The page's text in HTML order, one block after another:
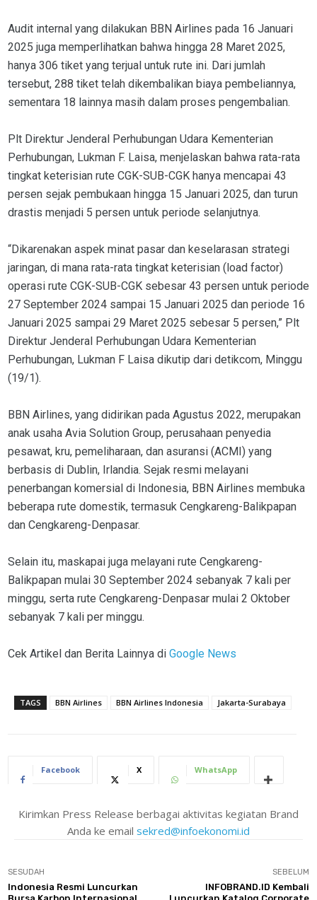
Audit internal yang dilakukan BBN Airlines pada 16 Januari
2025 juga memperlihatkan bahwa hingga 28 Maret 2025,
hanya 306 tiket yang terjual untuk rute ini. Dari jumlah
tersebut, 288 tiket telah dikembalikan biaya pembeliannya,
sementara 18 lainnya masih dalam proses pengembalian.
Plt Direktur Jenderal Perhubungan Udara Kementerian
Perhubungan, Lukman F. Laisa, menjelaskan bahwa rata-rata
tingkat keterisian rute CGK-SUB-CGK hanya mencapai 43
persen sejak pembukaan hingga 15 Januari 2025, dan turun
drastis menjadi 5 persen untuk periode selanjutnya.
“Dikarenakan aspek minat pasar dan keselarasan strategi
jaringan, di mana rata-rata tingkat keterisian (load factor)
operasi rute CGK-SUB-CGK sebesar 43 persen untuk periode
27 September 2024 sampai 15 Januari 2025 dan periode 16
Januari 2025 sampai 29 Maret 2025 sebesar 5 persen,” Plt
Direktur Jenderal Perhubungan Udara Kementerian
Perhubungan, Lukman F Laisa dikutip dari detikcom, Minggu
(19/1).
BBN Airlines, yang didirikan pada Agustus 2022, merupakan
anak usaha Avia Solution Group, perusahaan penyedia
pesawat, kru, pemeliharaan, dan asuransi (ACMI) yang
berbasis di Dublin, Irlandia. Sejak resmi melayani
penerbangan komersial di Indonesia, BBN Airlines membuka
beberapa rute domestik, termasuk Cengkareng-Balikpapan
dan Cengkareng-Denpasar.
Selain itu, maskapai juga melayani rute Cengkareng-
Balikpapan mulai 30 September 2024 sebanyak 7 kali per
minggu, serta rute Cengkareng-Denpasar mulai 2 Oktober
sebanyak 7 kali per minggu.
Cek Artikel dan Berita Lainnya di Google News
TAGS BBN Airlines BBN Airlines Indonesia Jakarta-Surabaya
Facebook X WhatsApp
Kirimkan Press Release berbagai aktivitas kegiatan Brand
Anda ke email sekred@infoekonomi.id
SESUDAH
Indonesia Resmi Luncurkan
SEBELUM
INFOBRAND.ID Kembali